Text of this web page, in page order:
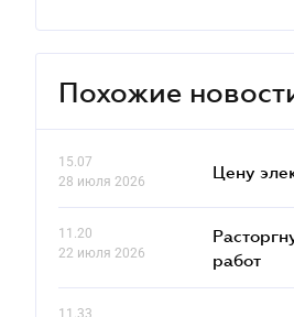
Похожие
15.07
28 июля 2026
Цену
11.20
22 июля 2026
работ
11.33